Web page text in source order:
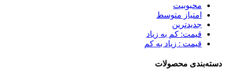
محبوبیت
امتیاز متوسط
جدیدترین
قیمت: کم به زیاد
قیمت : زیاد به کم
دسته‌بندی محصولات